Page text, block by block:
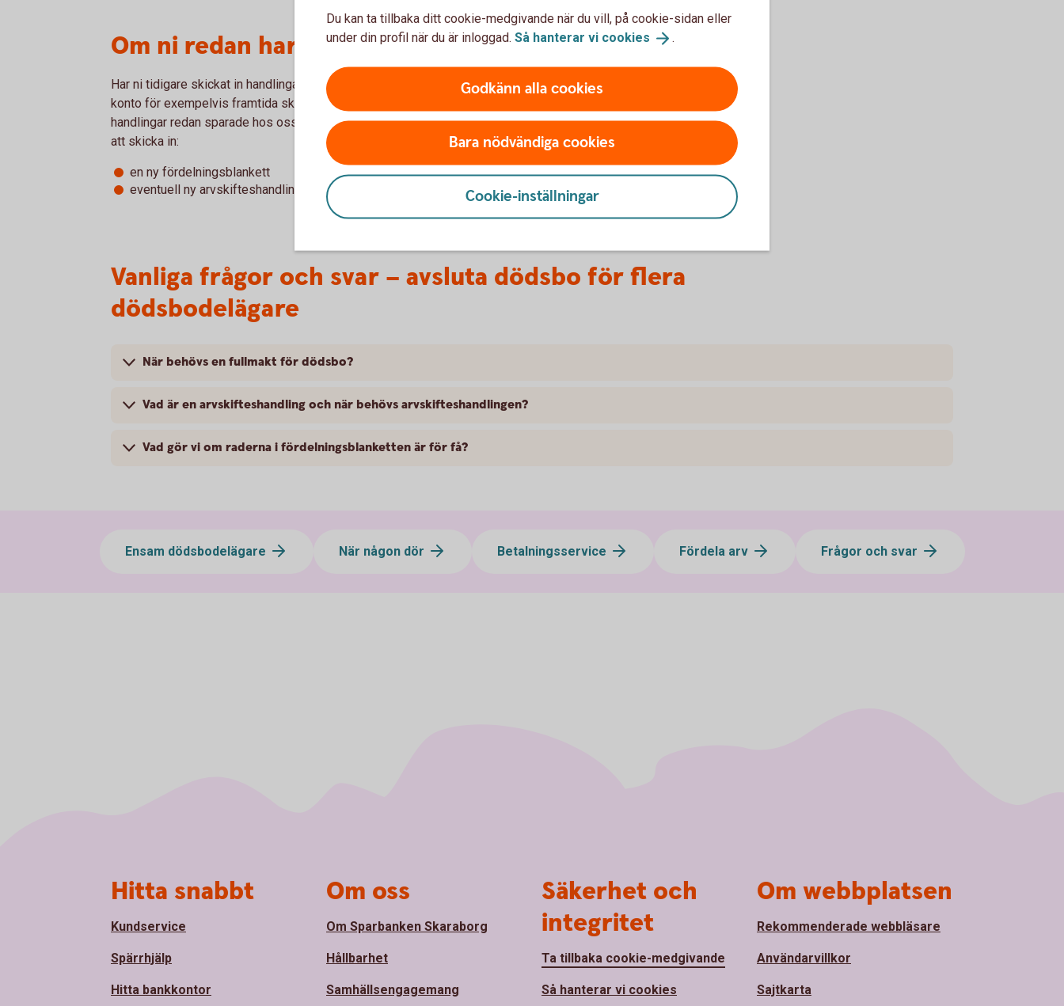
Om ni redan har haft ett ärende hos oss
Har ni tidigare skickat in handlingar och fått tillgångar utbetalda, men valt att behålla ett
konto för exempelvis framtida skatt eller en bostadsförsäljning? Då finns tidigare
handlingar redan sparade hos oss. För att avsluta det sista kontot räcker det i många fall
att skicka in:
en ny fördelningsblankett
eventuell ny arvskifteshandling
Vanliga frågor och svar – avsluta dödsbo för flera
dödsbodelägare
När behövs en fullmakt för dödsbo?
Vad är en arvskifteshandling och när behövs arvskifteshandlingen?
Vad gör vi om raderna i fördelningsblanketten är för få?
Ensam dödsbodelägare När någon dör Betalningsservice Fördela arv Frågor och svar
Du kan ta tillbaka ditt cookie-medgivande när du vill, på cookie-sidan eller
under din profil när du är inloggad. Så hanterar vi cookies .
Godkänn alla cookies
Bara nödvändiga cookies
Cookie-inställningar
Hitta snabbt
Kundservice
Spärrhjälp
Hitta bankkontor
Om oss
Om Sparbanken Skaraborg
Hållbarhet
Samhällsengagemang
Säkerhet och
integritet
Ta tillbaka cookie-medgivande
Så hanterar vi cookies
Om webbplatsen
Rekommenderade webbläsare
Användarvillkor
Sajtkarta